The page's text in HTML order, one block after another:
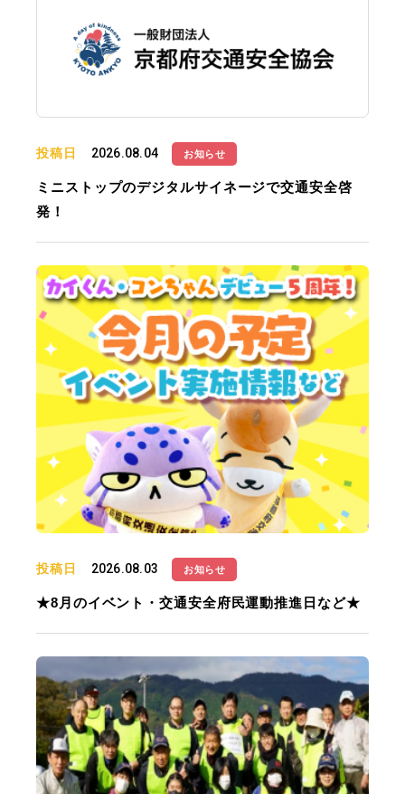
投稿日 2026.08.04 お知らせ
ミニストップのデジタルサイネージで交通安全啓
発！
投稿日 2026.08.03 お知らせ
★8月のイベント・交通安全府民運動推進日など★